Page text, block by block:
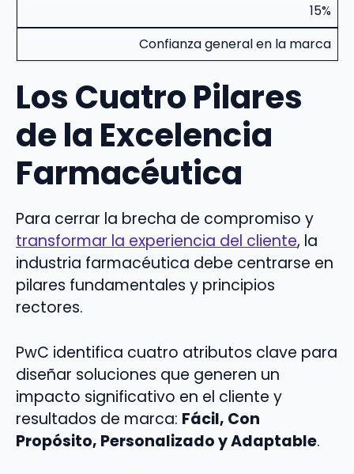
15%
Confianza general en la marca
Los Cuatro Pilares
de la Excelencia
Farmacéutica
Para cerrar la brecha de compromiso y
transformar la experiencia del cliente, la
industria farmacéutica debe centrarse en
pilares fundamentales y principios
rectores.
PwC identifica cuatro atributos clave para
diseñar soluciones que generen un
impacto significativo en el cliente y
resultados de marca: Fácil, Con
Propósito, Personalizado y Adaptable.